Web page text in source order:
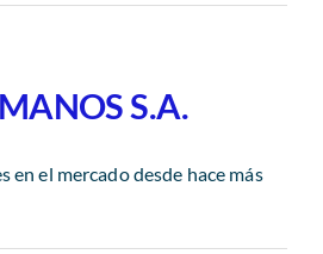
S.A.
en el mercado desde hace más